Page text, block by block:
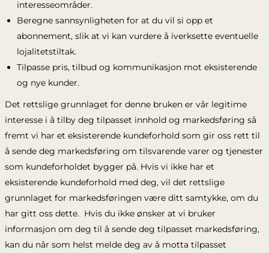
interesseområder.
Beregne sannsynligheten for at du vil si opp et
abonnement, slik at vi kan vurdere å iverksette eventuelle
lojalitetstiltak.
Tilpasse pris, tilbud og kommunikasjon mot eksisterende
og nye kunder.
Det rettslige grunnlaget for denne bruken er vår legitime
interesse i å tilby deg tilpasset innhold og markedsføring så
fremt vi har et eksisterende kundeforhold som gir oss rett til
å sende deg markedsføring om tilsvarende varer og tjenester
som kundeforholdet bygger på. Hvis vi ikke har et
eksisterende kundeforhold med deg, vil det rettslige
grunnlaget for markedsføringen være ditt samtykke, om du
har gitt oss dette. Hvis du ikke ønsker at vi bruker
informasjon om deg til å sende deg tilpasset markedsføring,
kan du når som helst melde deg av å motta tilpasset